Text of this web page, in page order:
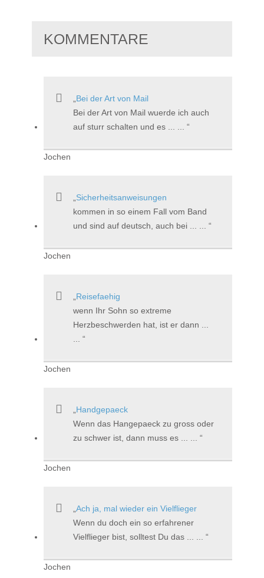
KOMMENTARE
Bei der Art von Mail
Bei der Art von Mail wuerde ich auch
auf sturr schalten und es ... ...
Jochen
Sicherheitsanweisungen
kommen in so einem Fall vom Band
und sind auf deutsch, auch bei ... ...
Jochen
Reisefaehig
wenn Ihr Sohn so extreme
Herzbeschwerden hat, ist er dann ...
Jochen
Handgepaeck
Wenn das Hangepaeck zu gross oder
zu schwer ist, dann muss es ... ...
Jochen
Ach ja, mal wieder ein Vielflieger
Wenn du doch ein so erfahrener
Vielflieger bist, solltest Du das ... ...
Jochen